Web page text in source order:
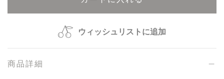
ウィッシュリストに追加
商品詳細